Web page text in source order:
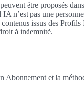
être proposés
n’est pas une
issus des
à indemnité.
Abonnement et la